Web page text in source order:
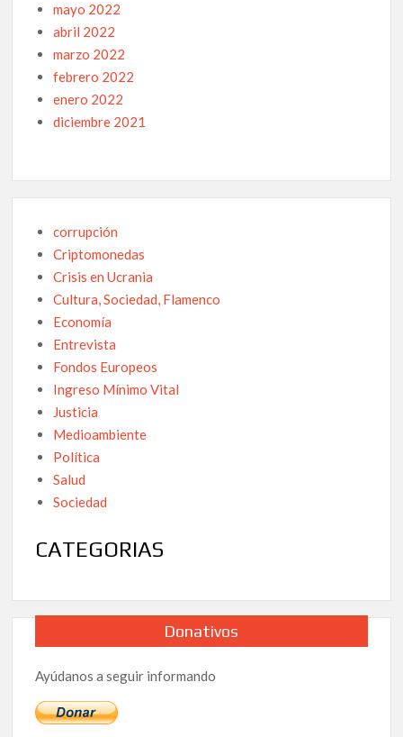
mayo 2022
abril 2022
marzo 2022
febrero 2022
enero 2022
diciembre 2021
corrupción
Criptomonedas
Crisis en Ucrania
Cultura, Sociedad, Flamenco
Economía
Entrevista
Fondos Europeos
Ingreso Mínimo Vital
Justicia
Medioambiente
Política
Salud
Sociedad
CATEGORIAS
Donativos
Ayúdanos a seguir informando